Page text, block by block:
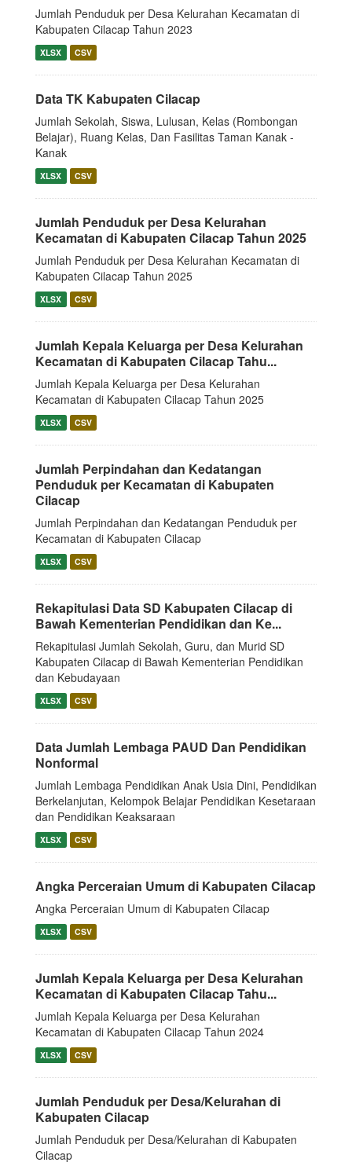
Jumlah Penduduk per Desa Kelurahan Kecamatan di
Kabupaten Cilacap Tahun 2023
XLSX CSV
Data TK Kabupaten Cilacap
Jumlah Sekolah, Siswa, Lulusan, Kelas (Rombongan
Belajar), Ruang Kelas, Dan Fasilitas Taman Kanak -
Kanak
XLSX CSV
Jumlah Penduduk per Desa Kelurahan
Kecamatan di Kabupaten Cilacap Tahun 2025
Jumlah Penduduk per Desa Kelurahan Kecamatan di
Kabupaten Cilacap Tahun 2025
XLSX CSV
Jumlah Kepala Keluarga per Desa Kelurahan
Kecamatan di Kabupaten Cilacap Tahu...
Jumlah Kepala Keluarga per Desa Kelurahan
Kecamatan di Kabupaten Cilacap Tahun 2025
XLSX CSV
Jumlah Perpindahan dan Kedatangan
Penduduk per Kecamatan di Kabupaten
Cilacap
Jumlah Perpindahan dan Kedatangan Penduduk per
Kecamatan di Kabupaten Cilacap
XLSX CSV
Rekapitulasi Data SD Kabupaten Cilacap di
Bawah Kementerian Pendidikan dan Ke...
Rekapitulasi Jumlah Sekolah, Guru, dan Murid SD
Kabupaten Cilacap di Bawah Kementerian Pendidikan
dan Kebudayaan
XLSX CSV
Data Jumlah Lembaga PAUD Dan Pendidikan
Nonformal
Jumlah Lembaga Pendidikan Anak Usia Dini, Pendidikan
Berkelanjutan, Kelompok Belajar Pendidikan Kesetaraan
dan Pendidikan Keaksaraan
XLSX CSV
Angka Perceraian Umum di Kabupaten Cilacap
Angka Perceraian Umum di Kabupaten Cilacap
XLSX CSV
Jumlah Kepala Keluarga per Desa Kelurahan
Kecamatan di Kabupaten Cilacap Tahu...
Jumlah Kepala Keluarga per Desa Kelurahan
Kecamatan di Kabupaten Cilacap Tahun 2024
XLSX CSV
Jumlah Penduduk per Desa/Kelurahan di
Kabupaten Cilacap
Jumlah Penduduk per Desa/Kelurahan di Kabupaten
Cilacap